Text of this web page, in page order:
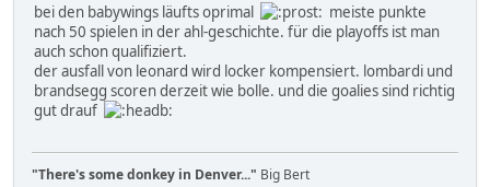
bei den babywings läufts oprimal
meiste punkte
nach 50 spielen in der ahl-geschichte. für die playoffs ist man
auch schon qualifiziert.
der ausfall von leonard wird locker kompensiert. lombardi und
brandsegg scoren derzeit wie bolle. und die goalies sind richtig
gut drauf
"There's some donkey in Denver..." Big Bert